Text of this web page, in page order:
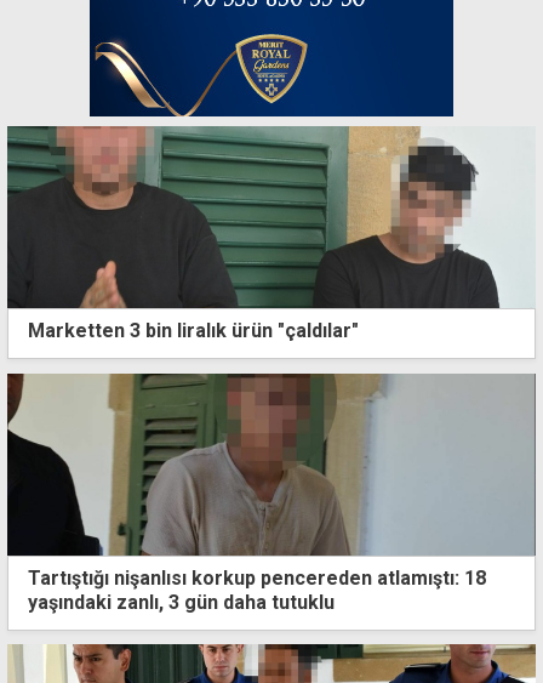
Marketten 3 bin liralık ürün "çaldılar"
Tartıştığı nişanlısı korkup pencereden atlamıştı: 18
yaşındaki zanlı, 3 gün daha tutuklu